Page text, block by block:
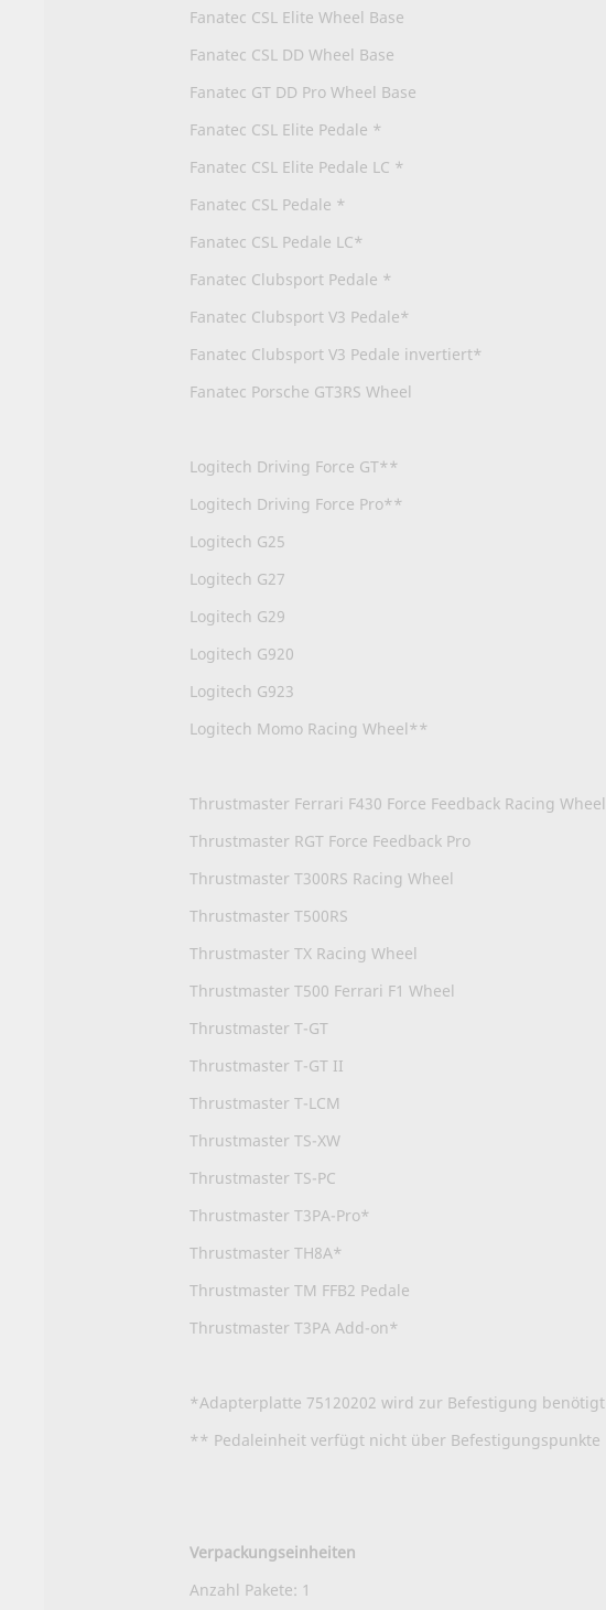
Fanatec CSL Elite Wheel Base
Fanatec CSL DD Wheel Base
Fanatec GT DD Pro Wheel Base
Fanatec CSL Elite Pedale *
Fanatec CSL Elite Pedale LC *
Fanatec CSL Pedale *
Fanatec CSL Pedale LC*
Fanatec Clubsport Pedale *
Fanatec Clubsport V3 Pedale*
Fanatec Clubsport V3 Pedale invertiert*
Fanatec Porsche GT3RS Wheel
Logitech Driving Force GT**
Logitech Driving Force Pro**
Logitech G25
Logitech G27
Logitech G29
Logitech G920
Logitech G923
Logitech Momo Racing Wheel**
Thrustmaster Ferrari F430 Force Feedback Racing Wheel
Thrustmaster RGT Force Feedback Pro
Thrustmaster T300RS Racing Wheel
Thrustmaster T500RS
Thrustmaster TX Racing Wheel
Thrustmaster T500 Ferrari F1 Wheel
Thrustmaster T-GT
Thrustmaster T-GT II
Thrustmaster T-LCM
Thrustmaster TS-XW
Thrustmaster TS-PC
Thrustmaster T3PA-Pro*
Thrustmaster TH8A*
Thrustmaster TM FFB2 Pedale
Thrustmaster T3PA Add-on*
*Adapterplatte 75120202 wird zur Befestigung benötigt
** Pedaleinheit verfügt nicht über Befestigungspunkte
Verpackungseinheiten
Anzahl Pakete: 1